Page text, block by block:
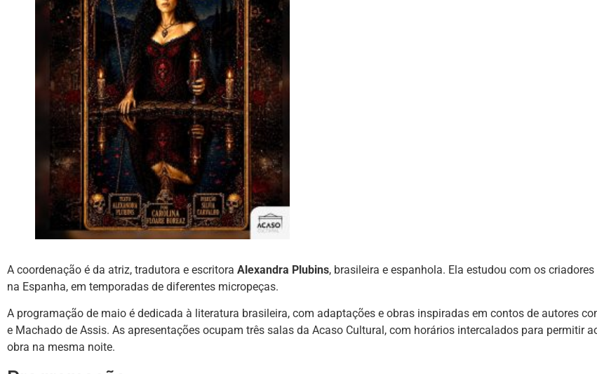
A coordenação é da atriz, tradutora e escritora Alexandra Plubins, brasileira e espanhola. Ela estudou com os
na Espanha, em temporadas de diferentes micropeças.
A programação de maio é dedicada à literatura brasileira, com adaptações e obras inspiradas em contos de autores
e Machado de Assis. As apresentações ocupam três salas da Acaso Cultural, com horários intercalados para permitir
obra na mesma noite.